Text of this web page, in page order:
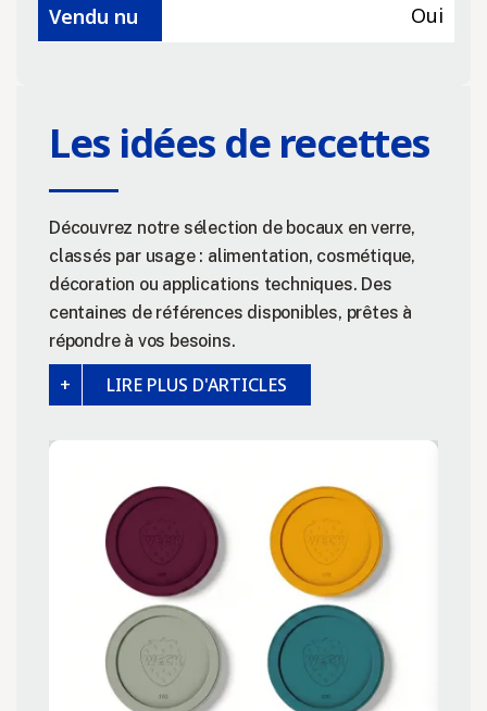
Vendu nu Oui
Les idées de recettes
Découvrez notre sélection de bocaux en verre,
classés par usage : alimentation, cosmétique,
décoration ou applications techniques. Des
centaines de références disponibles, prêtes à
répondre à vos besoins.
LIRE PLUS D'ARTICLES